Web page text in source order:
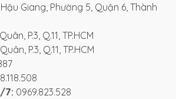
Giang, Phường 5, Quận 6, Thành
P.3, Q.11, TP.HCM
P.3, Q.11, TP.HCM
7: 0969.823.528